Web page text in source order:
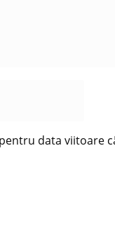
data viitoare